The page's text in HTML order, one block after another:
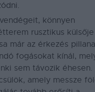
könnyen
rusztikus
már az érkezés
fogásokat kínál,
sem távozik éhesen.
amely messze